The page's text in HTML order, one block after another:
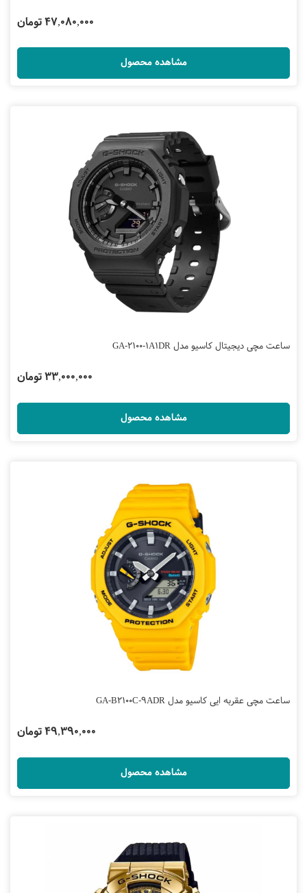
47,080,000 تومان
مشاهده محصول
ساعت مچی دیجیتال کاسیو مدل GA-2100-1A1DR
33,000,000 تومان
مشاهده محصول
ساعت مچی عقربه ایی کاسیو مدل GA-B2100C-9ADR
49,390,000 تومان
مشاهده محصول